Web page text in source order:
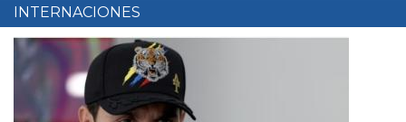
INTERNACIONES